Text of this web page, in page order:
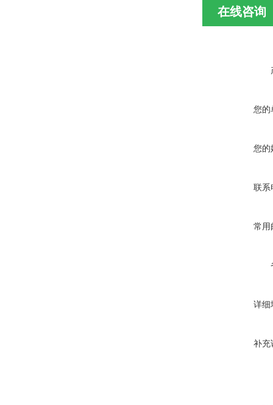
在线咨询
您的
您的
联系
常用
详细
补充